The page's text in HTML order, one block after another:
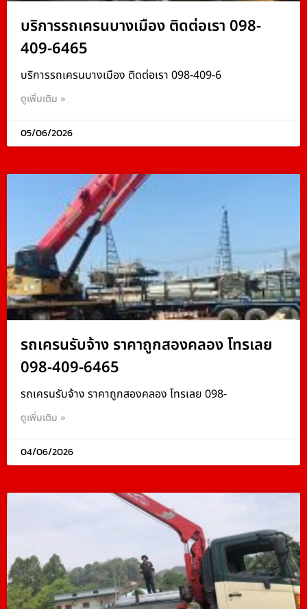
บริการรถเครนบางเมือง ติดต่อเรา 098-
409-6465
บริการรถเครนบางเมือง ติดต่อเรา 098-409-6
ดูเพิ่มเติม »
05/06/2026
รถเครนรับจ้าง ราคาถูกสองคลอง โทรเลย
098-409-6465
รถเครนรับจ้าง ราคาถูกสองคลอง โทรเลย 098-
ดูเพิ่มเติม »
04/06/2026